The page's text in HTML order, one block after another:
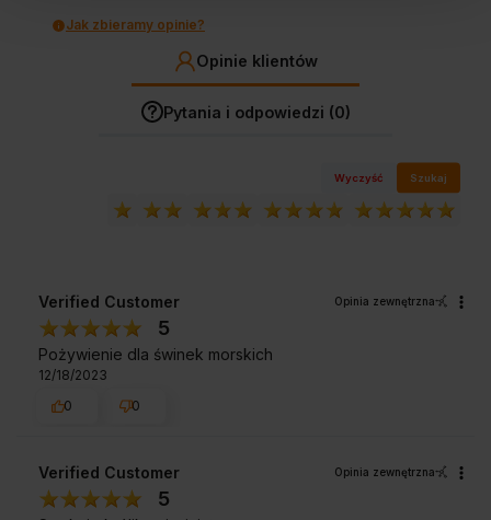
Jak zbieramy opinie?
Opinie klientów
Pytania i odpowiedzi (0)
Wyczyść Szukaj
Verified Customer Opinia zewnętrzna
5
Pożywienie dla świnek morskich
12/18/2023
0
0
Verified Customer Opinia zewnętrzna
5